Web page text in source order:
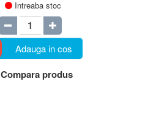
Intreaba stoc
Adauga in cos
Compara produs